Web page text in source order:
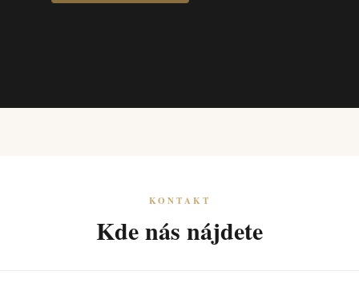
KONTAKT
Kde nás nájdete